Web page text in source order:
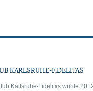
KARLSRUHE-FIDELITAS
Karlsruhe-Fidelitas wurde